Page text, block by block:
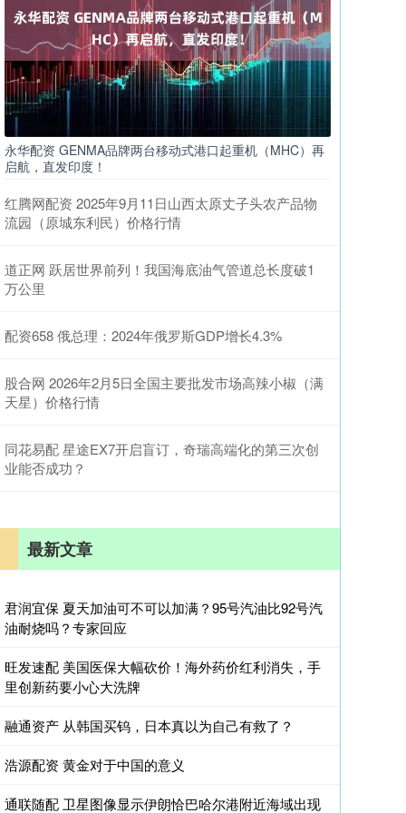
永华配资 GENMA品牌两台移动式港口起重机（MHC）再
启航，直发印度！
红腾网配资 2025年9月11日山西太原丈子头农产品物
流园（原城东利民）价格行情
道正网 跃居世界前列！我国海底油气管道总长度破1
万公里
配资658 俄总理：2024年俄罗斯GDP增长4.3%
股合网 2026年2月5日全国主要批发市场高辣小椒（满
天星）价格行情
同花易配 星途EX7开启盲订，奇瑞高端化的第三次创
业能否成功？
最新文章
君润宜保 夏天加油可不可以加满？95号汽油比92号汽
油耐烧吗？专家回应
旺发速配 美国医保大幅砍价！海外药价红利消失，手
里创新药要小心大洗牌
融通资产 从韩国买钨，日本真以为自己有救了？
浩源配资 黄金对于中国的意义
通联随配 卫星图像显示伊朗恰巴哈尔港附近海域出现